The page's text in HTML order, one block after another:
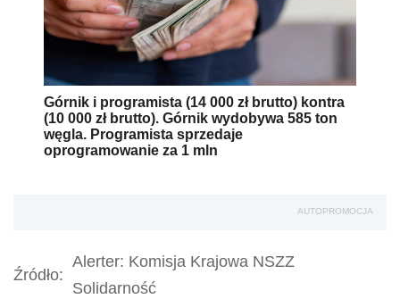
Górnik i programista (14 000 zł brutto) kontra
(10 000 zł brutto). Górnik wydobywa 585 ton
węgla. Programista sprzedaje
oprogramowanie za 1 mln
AUTOPROMOCJA
Źródło:
Alerter: Komisja Krajowa NSZZ
Solidarność